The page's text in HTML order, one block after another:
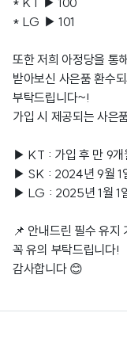
* LG ▶ 101
또한 저희 아정당을 통
받아보신 사은품 환수
부탁드립니다~!
가입 시 제공되는 사은
▶ KT : 가입 후 만 9개
▶ SK : 2024년 9월 1
▶ LG : 2025년 1월 1
📌 안내드린 필수 유지
꼭 유의 부탁드립니다!
감사합니다 😊